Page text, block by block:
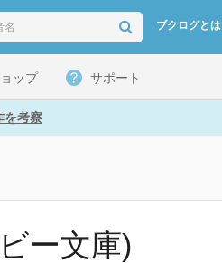
ブクログとは
ップ サポート
を考察
ー文庫)